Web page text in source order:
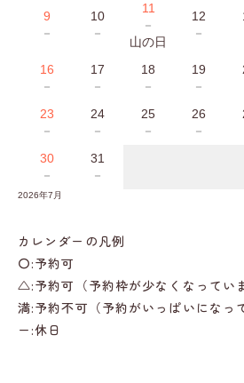
9
－
10
－
11
－
山の日
12
－
16
－
17
－
18
－
19
－
23
－
24
－
25
－
26
－
30
－
31
－
2026年7月
カレンダーの凡例
〇:予約可
△:予約可（予約枠が少なくなってい
満:予約不可（予約がいっぱいになっ
ー:休日